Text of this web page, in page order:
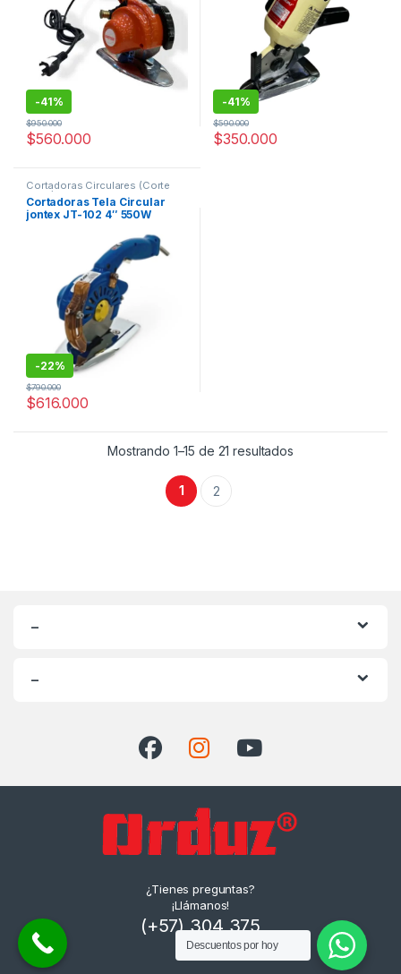
-41%
$560.000
$950.000
-41%
$350.000
$590.000
Cortadoras Circulares (Corte
Textil) Sin categorizar
Cortadoras Tela Circular
jontex JT-102 4″ 550W
-22%
$616.000
$790.000
Mostrando 1–15 de 21 resultadosOrdenado por
1 2
–
–
¿Tienes preguntas?
¡Llámanos!
(+57) 304 375
1980
Descuentos por hoy